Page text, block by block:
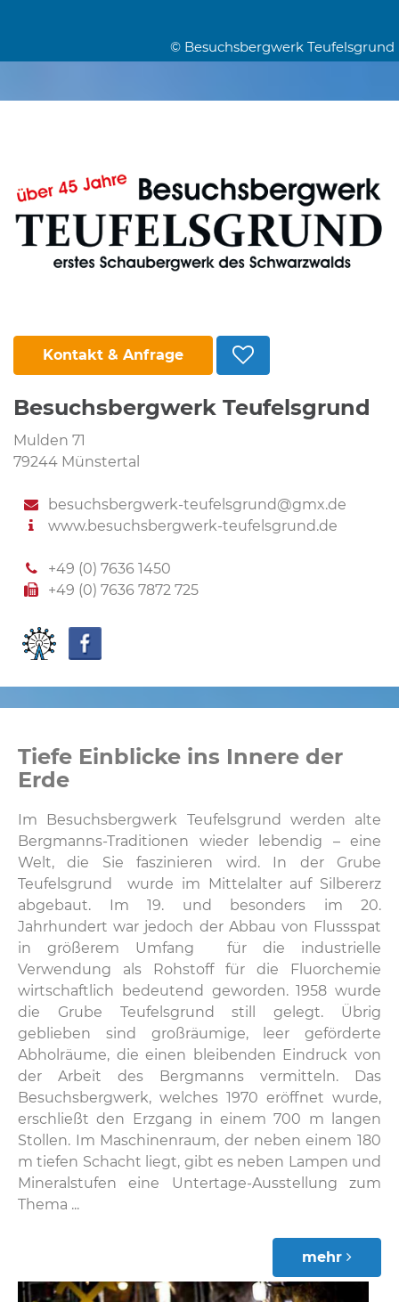
© Besuchsbergwerk Teufelsgrund
Kontakt & Anfrage
Besuchsbergwerk Teufelsgrund
Mulden 71
79244 Münstertal
besuchsbergwerk-teufelsgrund@gmx.de
www.besuchsbergwerk-teufelsgrund.de
+49 (0) 7636 1450
+49 (0) 7636 7872 725
Tiefe Einblicke ins Innere der
Erde
Im Besuchsbergwerk Teufelsgrund werden alte
Bergmanns-Traditionen wieder lebendig – eine
Welt, die Sie faszinieren wird. In der Grube
Teufelsgrund wurde im Mittelalter auf Silbererz
abgebaut. Im 19. und besonders im 20.
Jahrhundert war jedoch der Abbau von Flussspat
in größerem Umfang für die industrielle
Verwendung als Rohstoff für die Fluorchemie
wirtschaftlich bedeutend geworden. 1958 wurde
die Grube Teufelsgrund still gelegt. Übrig
geblieben sind großräumige, leer geförderte
Abholräume, die einen bleibenden Eindruck von
der Arbeit des Bergmanns vermitteln. Das
Besuchsbergwerk, welches 1970 eröffnet wurde,
erschließt den Erzgang in einem 700 m langen
Stollen. Im Maschinenraum, der neben einem 180
m tiefen Schacht liegt, gibt es neben Lampen und
Mineralstufen eine Untertage-Ausstellung zum
Thema ...
mehr